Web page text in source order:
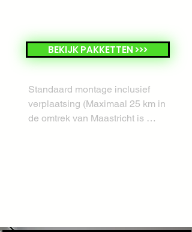
BEKIJK PAKKETTEN >>>
Standaard montage inclusief
verplaatsing (Maximaal 25 km in
de omtrek van Maastricht is